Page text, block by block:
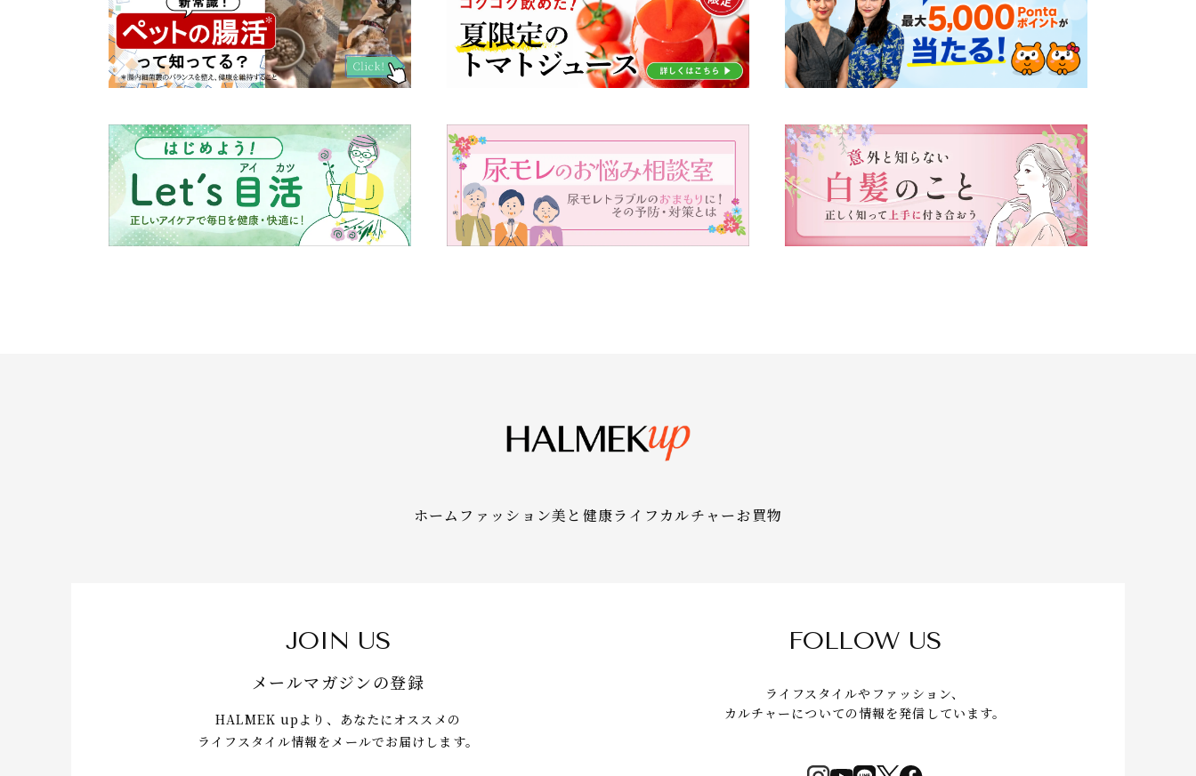
ホーム ファッション美と健康ライフ カルチャーお買物
JOIN US
メールマガジンの登録
HALMEK upより、あなたにオススメの
ライフスタイル情報をメールでお届けします。
FOLLOW US
ライフスタイルやファッション、
カルチャーについての情報を発信しています。